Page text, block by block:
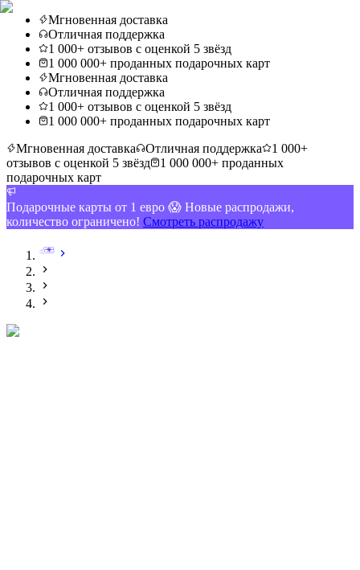
Мгновенная доставка
Отличная поддержка
1 000+ отзывов с оценкой 5 звёзд
1 000 000+ проданных подарочных карт
Мгновенная доставка
Отличная поддержка
1 000+ отзывов с оценкой 5 звёзд
1 000 000+ проданных подарочных карт
Мгновенная доставка
Отличная поддержка
1 000+
отзывов с оценкой 5 звёзд
1 000 000+ проданных
подарочных карт
Подарочные карты от 1 евро 😱 Новые распродажи,
количество ограничено! Смотреть распродажу